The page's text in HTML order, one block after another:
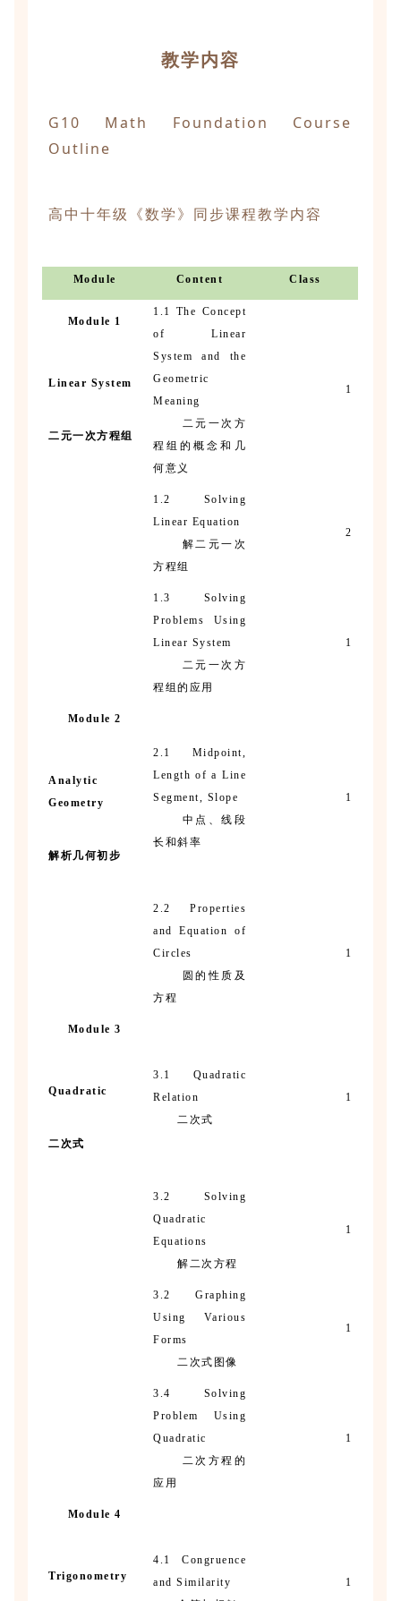
教学内容
G10 Math Foundation Course
Outline
高中十年级《数学》同步课程教学内容
Module Content Class
Module 1
Linear System
二元一次方程组
1.1 The Concept
of Linear
System and the
Geometric
Meaning
二元一次方
程组的概念和几
何意义
1
1.2 Solving
Linear Equation
解二元一次
方程组
2
1.3 Solving
Problems Using
Linear System
二元一次方
程组的应用
1
Module 2
Analytic
Geometry
解析几何初步
2.1 Midpoint,
Length of a Line
Segment, Slope
中点、线段
长和斜率
1
2.2 Properties
and Equation of
Circles
圆的性质及
方程
1
Module 3
Quadratic
二次式
3.1 Quadratic
Relation
二次式
1
3.2 Solving
Quadratic
Equations
解二次方程
1
3.2 Graphing
Using Various
Forms
二次式图像
1
3.4 Solving
Problem Using
Quadratic
二次方程的
应用
1
Module 4
Trigonometry
4.1 Congruence
and Similarity
1